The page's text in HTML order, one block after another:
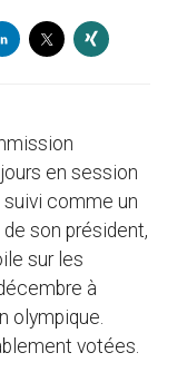
en session
comme un
son président,
sur les
à
olympique.
votées.